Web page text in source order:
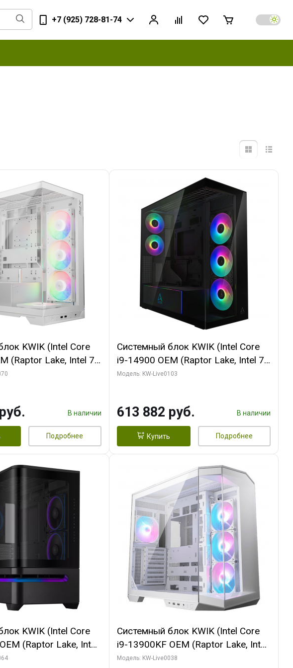
+7 (925) 728-81-74
KWIK (Intel Core
(Raptor Lake, Intel 7,
64 ГБ ОЗУ (2
960 ГБ SSD)В наличии
Подробнее
Системный блок KWIK (Intel Core
i9-14900 OEM (Raptor Lake, Intel 7,
C24 16EC/8PC// 64 ГБ ОЗУ (2
Turbo/ 960 ГБ SSD)
Модель: KW-Live0103
613 882 руб. В наличии
Купить Подробнее
KWIK (Intel Core
(Raptor Lake, Intel
8P/ 64 ГБ ОЗУ (2
Системный блок KWIK (Intel Core
i9-13900KF OEM (Raptor Lake, Intel
7, C24 16EC/8P/ 32 ГБ ОЗУ (2
Модель: KW-Live0038